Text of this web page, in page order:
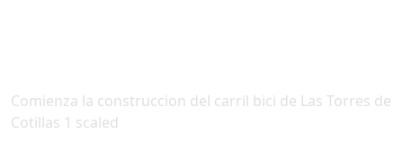
Comienza la construccion del carril bici de Las Torres de
Cotillas 1 scaled